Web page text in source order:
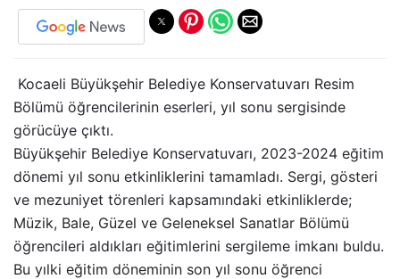
Kocaeli Büyükşehir Belediye Konservatuvarı Resim
Bölümü öğrencilerinin eserleri, yıl sonu sergisinde
görücüye çıktı.
Büyükşehir Belediye Konservatuvarı, 2023-2024 eğitim
dönemi yıl sonu etkinliklerini tamamladı. Sergi, gösteri
ve mezuniyet törenleri kapsamındaki etkinliklerde;
Müzik, Bale, Güzel ve Geleneksel Sanatlar Bölümü
öğrencileri aldıkları eğitimlerini sergileme imkanı buldu.
Bu yılki eğitim döneminin son yıl sonu öğrenci